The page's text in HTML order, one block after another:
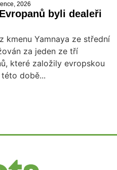
2026
byli dealeři
kmenu Yamnaya ze střední
za jeden ze tří
které založily evropskou
době...